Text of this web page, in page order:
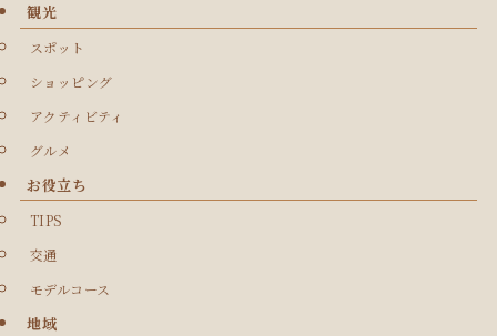
観光
スポット
ショッピング
アクティビティ
グルメ
お役立ち
TIPS
交通
モデルコース
地域